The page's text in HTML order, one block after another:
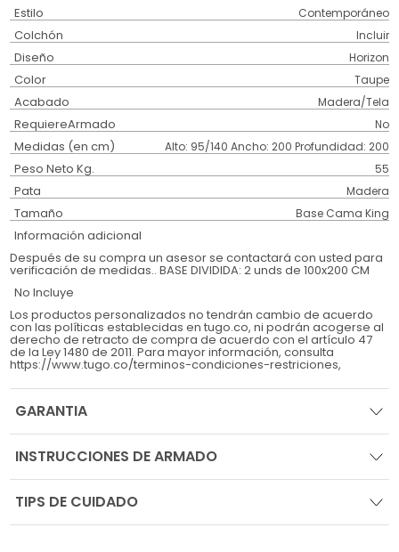
Estilo Contemporáneo
Colchón Incluir
Diseño Horizon
Color Taupe
Acabado Madera/Tela
RequiereArmado No
Medidas (en cm) Alto: 95/140 Ancho: 200 Profundidad: 200
Peso Neto Kg. 55
Pata Madera
Tamaño Base Cama King
Información adicional
Después de su compra un asesor se contactará con usted para
verificación de medidas.. BASE DIVIDIDA: 2 unds de 100x200 CM
No Incluye
Los productos personalizados no tendrán cambio de acuerdo
con las políticas establecidas en tugo.co, ni podrán acogerse al
derecho de retracto de compra de acuerdo con el artículo 47
de la Ley 1480 de 2011. Para mayor información, consulta
https://www.tugo.co/terminos-condiciones-restriciones,
GARANTIA
INSTRUCCIONES DE ARMADO
TIPS DE CUIDADO